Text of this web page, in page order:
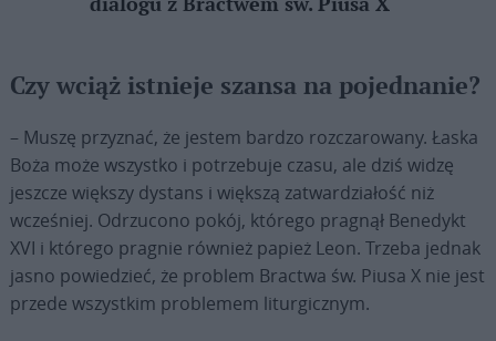
dialogu z Bractwem św. Piusa X
Czy wciąż istnieje szansa na pojednanie?
– Muszę przyznać, że jestem bardzo rozczarowany. Łaska
Boża może wszystko i potrzebuje czasu, ale dziś widzę
jeszcze większy dystans i większą zatwardziałość niż
wcześniej. Odrzucono pokój, którego pragnął Benedykt
XVI i którego pragnie również papież Leon. Trzeba jednak
jasno powiedzieć, że problem Bractwa św. Piusa X nie jest
przede wszystkim problemem liturgicznym.